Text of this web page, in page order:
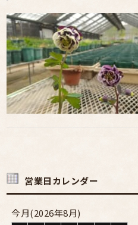
営業日カレンダー
今月(2026年8月)